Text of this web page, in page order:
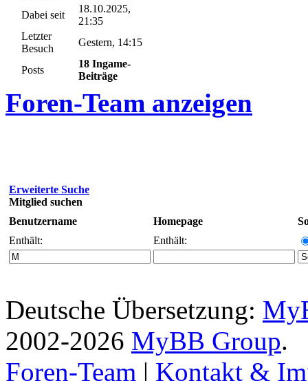
Dabei seit
18.10.2025,
21:35
Letzter
Besuch
Gestern, 14:15
Posts
18 Ingame-
Beiträge
Foren-Team anzeigen
Erweiterte Suche
Mitglied suchen
Benutzername
Homepage
Enthält:
Enthält:
Deutsche Übersetzung:
2002-2026 MyBB Group.
Foren-Team | Kontakt &